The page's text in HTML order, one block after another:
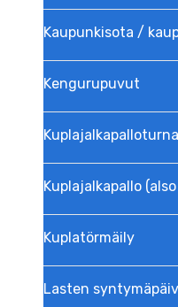
Kaupunkisota /
Kengurupuvut
Kuplajalkapallo
Kuplatörmäily
Lasten